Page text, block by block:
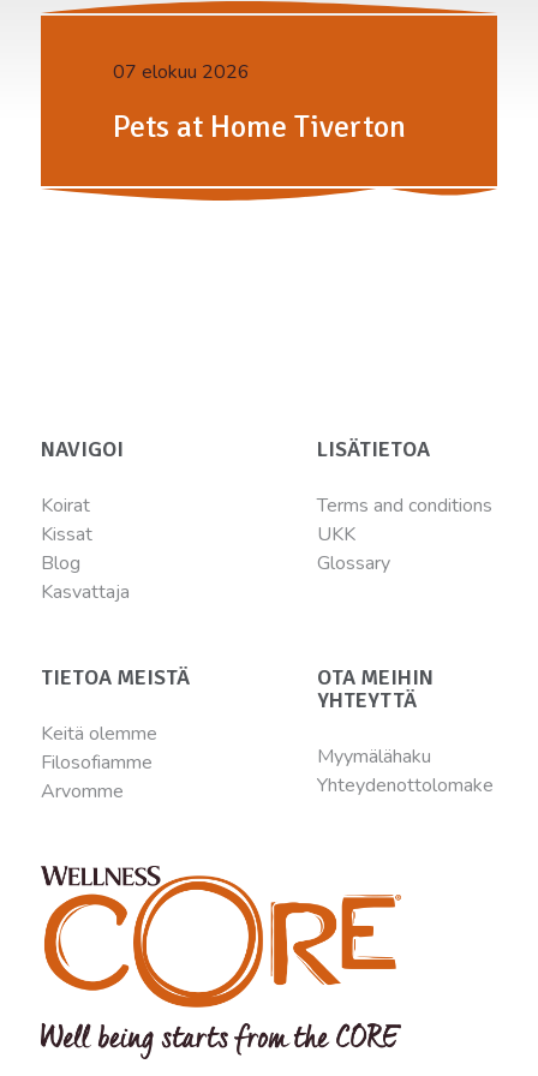
07 elokuu 2026
Pets at Home Tiverton
NAVIGOI
Koirat
Kissat
Blog
Kasvattaja
LISÄTIETOA
Terms and conditions
UKK
Glossary
TIETOA MEISTÄ
Keitä olemme
Filosofiamme
Arvomme
OTA MEIHIN
YHTEYTTÄ
Myymälähaku
Yhteydenottolomake